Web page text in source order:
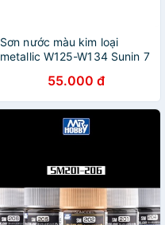
Sơn nước màu kim loại
metallic W125-W134 Sunin 7
55.000 đ